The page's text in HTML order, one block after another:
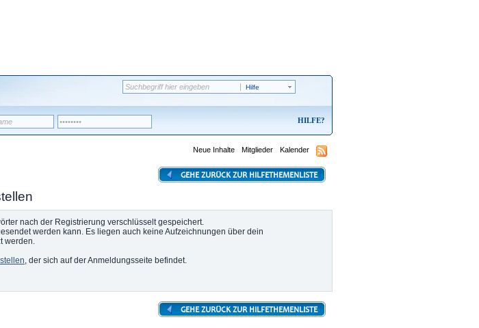
Hilfe
HILFE
Neue Inhalte Mitglieder Kalender
GEHE ZURÜCK ZUR HILFETHEMENLISTE
nach der Registrierung verschlüsselt gespeichert.
werden kann. Es liegen auch keine Aufzeichnungen über dein
werden.
, der sich auf der Anmeldungsseite befindet.
GEHE ZURÜCK ZUR HILFETHEMENLISTE